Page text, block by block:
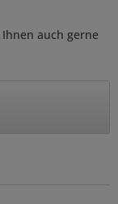
auch gerne